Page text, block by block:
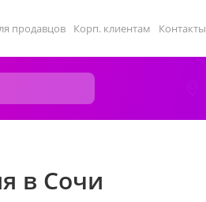
продавцов Корп. клиентам Контакты
в Сочи